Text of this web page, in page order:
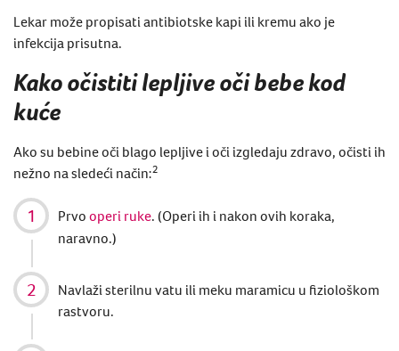
Lekar može propisati antibiotske kapi ili kremu ako je
infekcija prisutna.
Kako očistiti lepljive oči bebe kod
kuće
Ako su bebine oči blago lepljive i oči izgledaju zdravo, očisti ih
nežno na sledeći način:2
Prvo operi ruke. (Operi ih i nakon ovih koraka,
naravno.)
Navlaži sterilnu vatu ili meku maramicu u fiziološkom
rastvoru.